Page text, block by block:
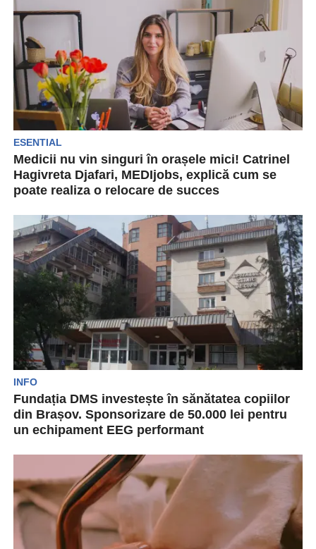
ESENTIAL
Medicii nu vin singuri în orașele mici! Catrinel
Hagivreta Djafari, MEDIjobs, explică cum se
poate realiza o relocare de succes
organizat masa rotundă cu titlul „Performanța în
sănătate....
INFO
Fundația DMS investește în sănătatea copiilor
din Brașov. Sponsorizare de 50.000 lei pentru
un echipament EEG performant
a Copilului, Fundația DMS anunță o nouă
sponsorizare în...